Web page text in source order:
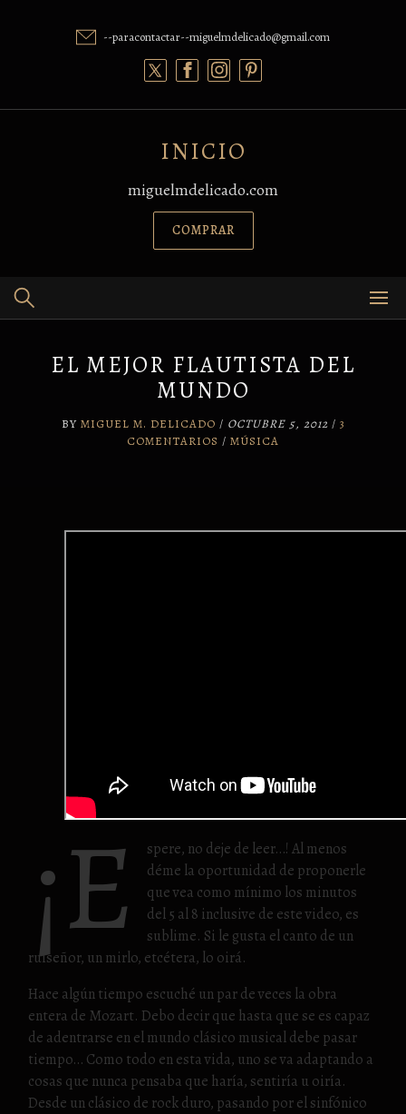
--paracontactar--miguelmdelicado@gmail.com
INICIO
miguelmdelicado.com
COMPRAR
EL MEJOR FLAUTISTA DEL
MUNDO
BY MIGUEL M. DELICADO / OCTUBRE 5, 2012/ 3
COMENTARIOS / MÚSICA
¡E
spere, no deje de leer…! Al menos
déme la oportunidad de proponerle
que vea como mínimo los minutos
del 5 al 8 inclusive de este video, es
sublime. Si le gusta el canto de un
ruiseñor, un mirlo, etcétera, lo oirá.
Hace algún tiempo escuché un par de veces la obra
entera de Mozart. Debo decir que hasta que se es capaz
de adentrarse en el mundo clásico musical debe pasar
tiempo… Como todo en esta vida, uno se va adaptando a
cosas que nunca pensaba que haría, sentiría u oiría.
Desde un clásico de rock duro, pasando por el sinfónico